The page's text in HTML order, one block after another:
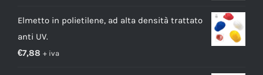
Elmetto in polietilene, ad alta densità trattato
anti UV.
€7,88 + iva